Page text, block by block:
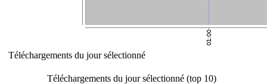
Téléchargements du jour sélectionné
Téléchargements du jour sélectionné (top 10)